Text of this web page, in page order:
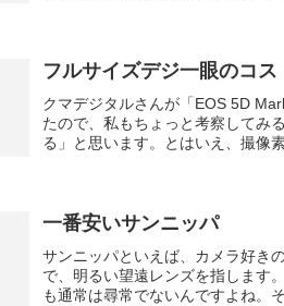
フルサイズデジ一眼のコス
クマデジタルさんが「EOS 5D
たので、私もちょっと考察してみ
る」と思います。とはいえ、撮像
一番安いサンニッパ
サンニッパといえば、カメラ好き
で、明るい望遠レンズを指します
も通常は尋常でないんですよね。